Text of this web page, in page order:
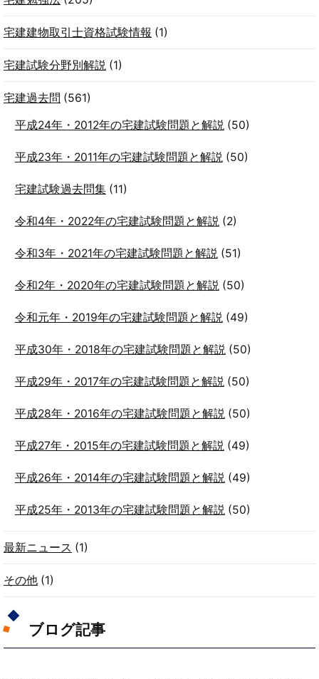
宅建建物取引士資格試験情報 (1)
宅建試験分野別解説 (1)
宅建過去問 (561)
平成24年・2012年の宅建試験問題と解説(50)
平成23年・2011年の宅建試験問題と解説(50)
宅建試験過去問集(11)
令和4年・2022年の宅建試験問題と解説(2)
令和3年・2021年の宅建試験問題と解説(51)
令和2年・2020年の宅建試験問題と解説(50)
令和元年・2019年の宅建試験問題と解説(49)
平成30年・2018年の宅建試験問題と解説(50)
平成29年・2017年の宅建試験問題と解説(50)
平成28年・2016年の宅建試験問題と解説(50)
平成27年・2015年の宅建試験問題と解説(49)
平成26年・2014年の宅建試験問題と解説(49)
平成25年・2013年の宅建試験問題と解説(50)
最新ニュース (1)
その他 (1)
ブログ記事